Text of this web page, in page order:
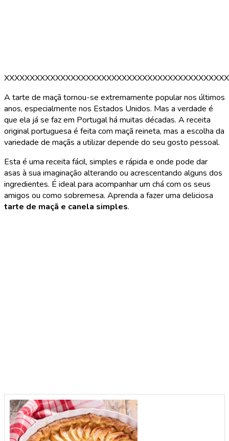
A tarte de maçã tornou-se extremamente popular nos últimos
anos, especialmente nos Estados Unidos. Mas a verdade é
que ela já se faz em Portugal há muitas décadas. A receita
original portuguesa é feita com maçã reineta, mas a escolha da
variedade de maçãs a utilizar depende do seu gosto pessoal.
Esta é uma receita fácil, simples e rápida e onde pode dar
asas à sua imaginação alterando ou acrescentando alguns dos
ingredientes. É ideal para acompanhar um chá com os seus
amigos ou como sobremesa. Aprenda a fazer uma deliciosa
tarte de maçã e canela simples.